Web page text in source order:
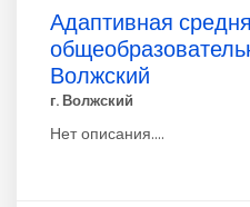
Адаптивная
Волжский
г. Волжский
Нет описания....